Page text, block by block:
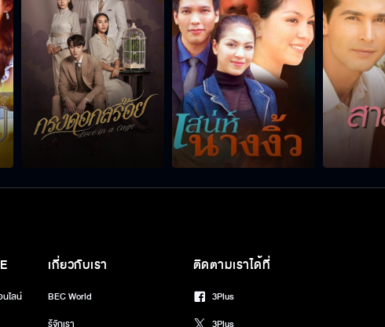
ไลน์
เกี่ยวกับเรา
BEC World
ติดตามเราได้ที่
3Plus